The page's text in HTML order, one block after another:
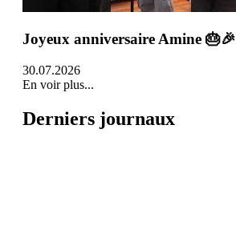
Joyeux anniversaire Amine 🎂🎉
30.07.2026
En voir plus...
Derniers journaux